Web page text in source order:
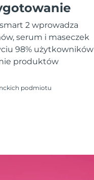
2 wprowadza
serum i maseczek
98% użytkowników
produktów
podmiotu